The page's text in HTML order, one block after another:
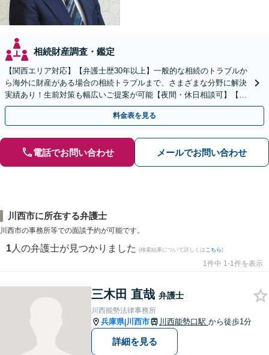
相続財産調査・鑑定
【関西エリア対応】【弁護士歴30年以上】一般的な相続のトラブルか
ら海外に財産がある場合の相続トラブルまで、さまざまな分野に解決
実績あり！生前対策も幅広いご提案が可能【夜間・休日相談可】【完
全個室】
料金表を見る
電話でお問い合わせ メールでお問い合わせ
川西市に所在する弁護士
川西市の事務所等での面談予約が可能です。
1 人の弁護士が見つかりました (検索結果について詳しくは こちら)
1件中 1-1件を表示
三木田 直哉 弁護士
川西能勢法律事務所
兵庫県|川西市 川西能勢口駅 から徒歩1分
詳細を見る